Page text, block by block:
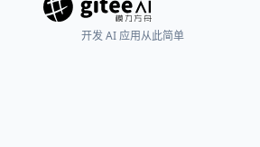
开发 AI 应用从此简单